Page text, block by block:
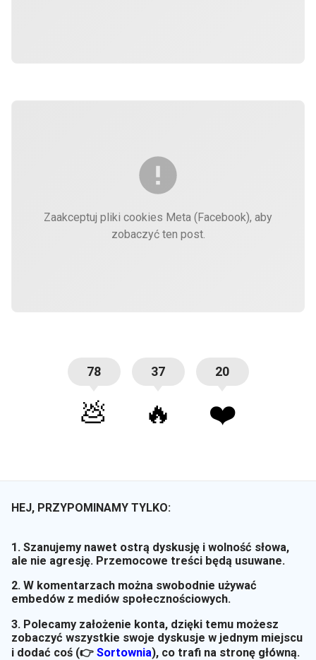
Zaakceptuj pliki cookies Meta (Facebook), aby
zobaczyć ten post.
78
💩
37
🔥
20
❤️
HEJ, PRZYPOMINAMY TYLKO:
1. Szanujemy nawet ostrą dyskusję i wolność słowa,
ale nie agresję. Przemocowe treści będą usuwane.
2. W komentarzach można swobodnie używać
embedów z mediów społecznościowych.
3. Polecamy założenie konta, dzięki temu możesz
zobaczyć wszystkie swoje dyskusje w jednym miejscu
i dodać coś (👉 Sortownia), co trafi na stronę główną.